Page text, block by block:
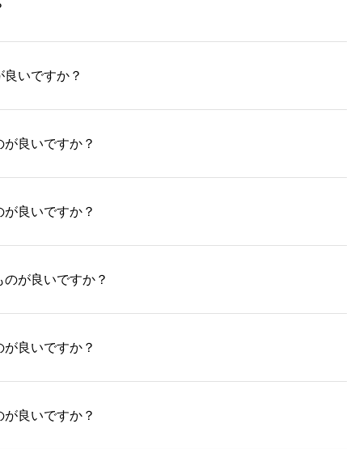
いですか？
良いですか？
良いですか？
が良いですか？
良いですか？
良いですか？